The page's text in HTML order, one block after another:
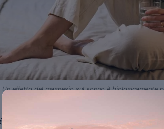
Un effetto del magnesio sul sonno è biologicamente
è regolarmente presentato come un